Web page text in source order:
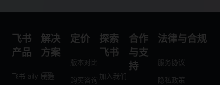
飞书
产品
飞书 aily
解决
方案
制造
定价
版本对比
购买咨询
探索
飞书
加入我们
合作
与支
持
法律与合规
服务协议
隐私政策